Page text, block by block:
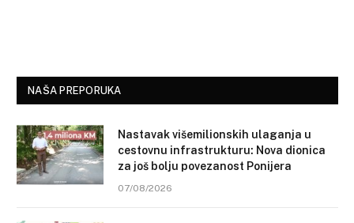
NAŠA PREPORUKA
Nastavak višemilionskih ulaganja u
cestovnu infrastrukturu: Nova dionica
za još bolju povezanost Ponijera
07/08/2026